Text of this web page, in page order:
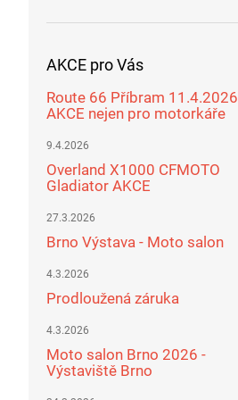
AKCE pro Vás
Route 66 Příbram 11.4.2026
AKCE nejen pro motorkáře
9.4.2026
Overland X1000 CFMOTO
Gladiator AKCE
27.3.2026
Brno Výstava - Moto salon
4.3.2026
Prodloužená záruka
4.3.2026
Moto salon Brno 2026 -
Výstaviště Brno